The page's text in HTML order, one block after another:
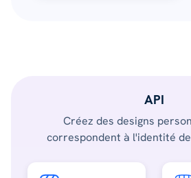
API
Créez des designs
correspondent à l'identité